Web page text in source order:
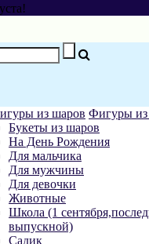
Фигуры
Букеты из шаров
На День Рождения
Для мальчика
Для мужчины
Для девочки
Животные
Школа (1
выпускной)
Садик